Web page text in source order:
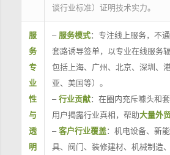
谈行业标准）证明技术实力。
服
务
专
业
性
与
透
明
– 服务模式：专注线上服务，不
套路诱导签单，以专业在线服务
包括上海、广州、北京、深圳、
亚、美国等）。
–行业贡献：在圈内充斥噱头和
用户揭露行业真相，帮助大量外
–客户行业覆盖：机电设备、新
具、阀门、装修建材、机械制造